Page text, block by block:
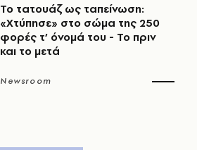
Το τατουάζ ως ταπείνωση:
«Χτύπησε» στο σώμα της 250
φορές τ’ όνομά του - Το πριν
και το μετά
Newsroom